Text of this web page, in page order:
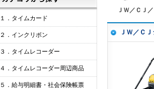
ＪＷ／ＣＪ
ＪＷ／Ｃ
１．タイムカード
２．インクリボン
３．タイムレコーダー
４．タイムレコーダー周辺商品
５．給与明細書・社会保険帳票